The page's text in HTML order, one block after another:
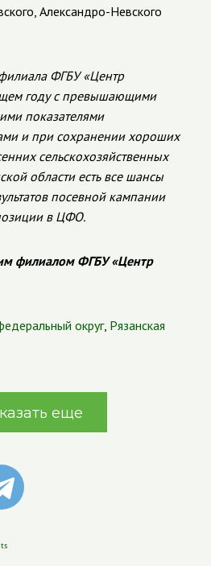
Александро-Невского
ФГБУ «Центр
году с превышающими
показателями
и при сохранении хороших
сельскохозяйственных
области есть все шансы
посевной кампании
в ЦФО.
филиалом ФГБУ «Центр
округ, Рязанская
еще